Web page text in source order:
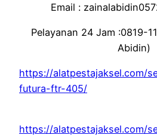
Email :
Pelayanan 24 Jam :0819-
Abidin)
https://alatpestajaksel.com/
futura-ftr-405/
https://alatpestajaksel.com/